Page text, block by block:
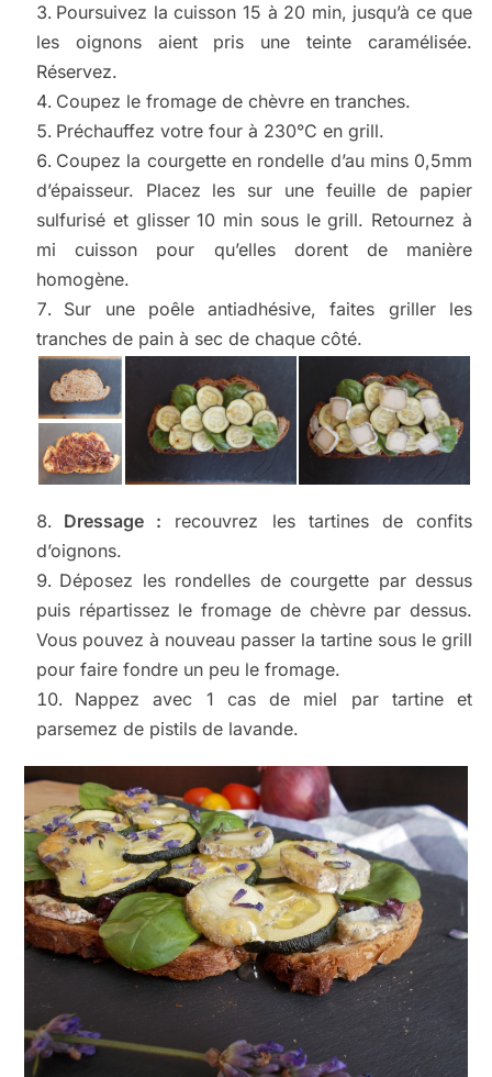
Poursuivez la cuisson 15 à 20 min, jusqu’à ce que
les oignons aient pris une teinte caramélisée.
Réservez.
Coupez le fromage de chèvre en tranches.
Préchauffez votre four à 230°C en grill.
Coupez la courgette en rondelle d’au mins 0,5mm
d’épaisseur. Placez les sur une feuille de papier
sulfurisé et glisser 10 min sous le grill. Retournez à
mi cuisson pour qu’elles dorent de manière
homogène.
Sur une poêle antiadhésive, faites griller les
tranches de pain à sec de chaque côté.
Dressage : recouvrez les tartines de confits
d’oignons.
Déposez les rondelles de courgette par dessus
puis répartissez le fromage de chèvre par dessus.
Vous pouvez à nouveau passer la tartine sous le grill
pour faire fondre un peu le fromage.
Nappez avec 1 cas de miel par tartine et
parsemez de pistils de lavande.